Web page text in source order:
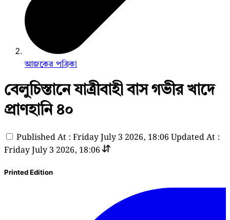
আজকের পত্রিকা
বেলুচিস্তানে যাত্রীবাহী বাস গভীর খাদে
প্রাণহানি ৪০
Published At : Friday July 3 2026, 18:06 Updated At :
Friday July 3 2026, 18:06
Printed Edition